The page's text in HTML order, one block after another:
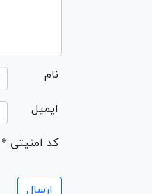
نام
ایمیل
* کد امنیتی